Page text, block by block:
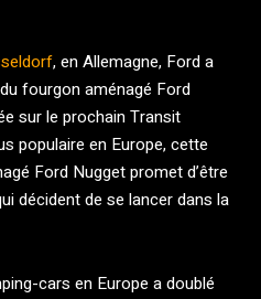
, en Allemagne, Ford a
fourgon aménagé Ford
sur le prochain Transit
populaire en Europe, cette
Ford Nugget promet d’être
décident de se lancer dans la
cars en Europe a doublé